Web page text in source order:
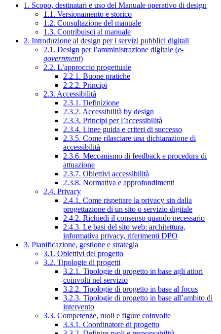
1. Scopo, destinatari e uso del Manuale operativo di design
1.1. Versionamento e storico
1.2. Consultazione del manuale
1.3. Contribuisci al manuale
2. Introduzione al design per i servizi pubblici digitali
2.1. Design per l’amministrazione digitale (e-
government)
2.2. L’approccio progettuale
2.2.1. Buone pratiche
2.2.2. Principi
2.3. Accessibilità
2.3.1. Definizione
2.3.2. Accessibilità by design
2.3.3. Principi per l’accessibilità
2.3.4. Linee guida e criteri di successo
2.3.5. Come rilasciare una dichiarazione di
accessibilità
2.3.6. Meccanismo di feedback e procedura di
attuazione
2.3.7. Obiettivi accessibilità
2.3.8. Normativa e approfondimenti
2.4. Privacy
2.4.1. Come rispettare la privacy sin dalla
progettazione di un sito o servizio digitale
2.4.2. Richiedi il consenso quando necessario
2.4.3. Le basi del sito web: architettura,
informativa privacy, riferimenti DPO
3. Pianificazione, gestione e strategia
3.1. Obiettivi del progetto
3.2. Tipologie di progetti
3.2.1. Tipologie di progetto in base agli attori
coinvolti nel servizio
3.2.2. Tipologie di progetto in base al focus
3.2.3. Tipologie di progetto in base all’ambito di
intervento
3.3. Competenze, ruoli e figure coinvolte
3.3.1. Coordinatore di progetto